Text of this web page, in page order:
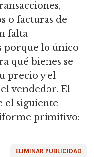
o facturas de
falta
porque lo único
qué bienes se
precio y el
vendedor. El
el siguiente
primitivo:
ELIMINAR PUBLICIDAD